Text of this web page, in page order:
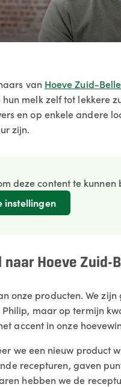
van Hoeve Zuid-
melk zelf tot lekkere
en op enkele andere
zijn.
deze content te kunnen
instellingen
Hoeve Zuid-
onze producten. We
maar op termijn
accent in onze
we een nieuw product
recepturen, gaven
hebben we de